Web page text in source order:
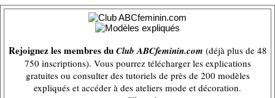
Rejoignez les membres duClub ABCfeminin.com (déjà plus de 48
750 inscriptions). Vous pourrez télécharger les explications
gratuites ou consulter des tutoriels de près de 200 modèles
expliqués et accéder à des ateliers mode et décoration.